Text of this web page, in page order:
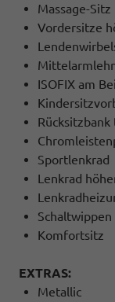
Massage-Sitz
Vordersitze
ISOFIX am
Sportlenkrad
Lenkrad
Schaltwippen
Komfortsitz
EXTRAS:
Metallic